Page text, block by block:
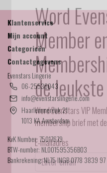
Klantenservice
Mijn account
Categorieën
Contactgegevens
Evenstars Lingerie
06-25536043
info@evenstarslingerie.com
Haarlemmerdijk 21
1013 KA Amsterdam
KvK Number: 75017679
BTW-number: NL001595356B03
Bankrekening: NL75 INGB 0778 3839 97
Word
Member
de
Word Evenstars VIP
membership brief met
E-mailadres